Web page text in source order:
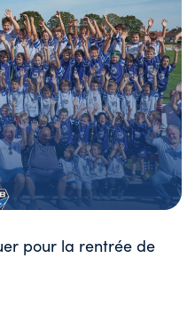
pour la rentrée de